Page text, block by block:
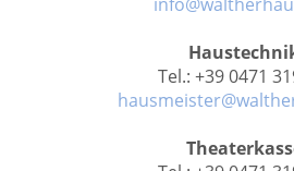
Tel.: +39 0471